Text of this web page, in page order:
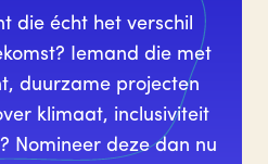
die écht het verschil
Iemand die met
duurzame projecten
klimaat, inclusiviteit
Nomineer deze dan nu